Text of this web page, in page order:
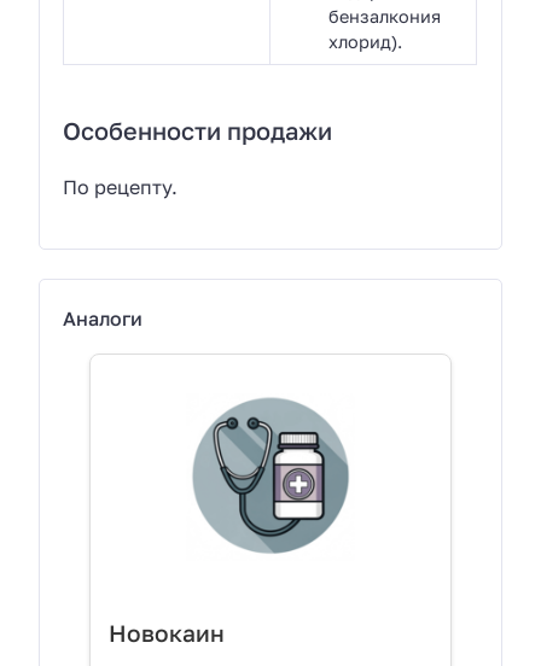
бензалкония
хлорид).
Особенности продажи
По рецепту.
Аналоги
Новокаин